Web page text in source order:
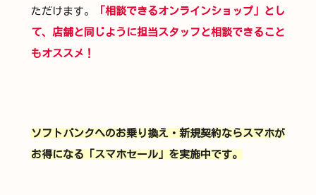
ただけます。
「相談できるオンラインショップ」とし
て、店舗と同じように担当スタッフと相談できること
もオススメ！
ソフトバンクへのお乗り換え・新規契約ならスマホが
お得になる「スマホセール」を実施中です。